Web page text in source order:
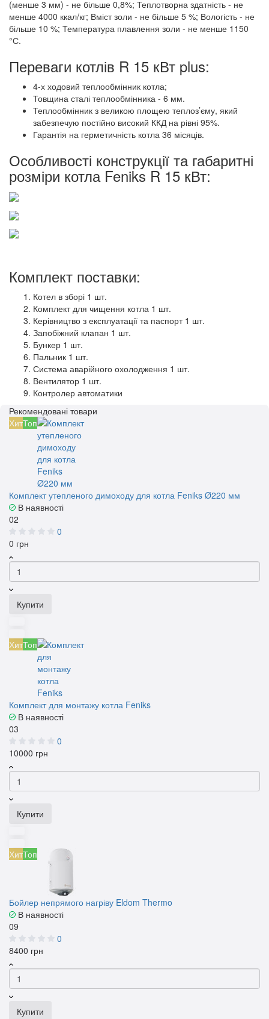
(менше 3 мм) - не більше 0,8%; Теплотворна здатність - не
менше 4000 ккал/кг; Вміст золи - не більше 5 %; Вологість - не
більше 10 %; Температура плавлення золи - не менше 1150
°С.
Переваги котлів R 15 кВт plus:
4-х ходовий теплообмінник котла;
Товщина сталі теплообмінника - 6 мм.
Теплообмінник з великою площею теплоз’єму, який
забезпечую постійно високий ККД на рівні 95%.
Гарантія на герметичність котла 36 місяців.
Особливості конструкції та габаритні
розміри котла Feniks R 15 кВт:
Комплект поставки:
Котел в зборі 1 шт.
Комплект для чищення котла 1 шт.
Керівництво з експлуатації та паспорт 1 шт.
Запобіжний клапан 1 шт.
Бункер 1 шт.
Пальник 1 шт.
Система аварійного охолодження 1 шт.
Вентилятор 1 шт.
Контролер автоматики
Рекомендовані товари
ХитТоп
Комплект утепленого димоходу для котла Feniks Ø220 мм
В наявності
02
0
0 грн
Купити
ХитТоп
Комплект для монтажу котла Feniks
В наявності
03
0
10000 грн
Купити
ХитТоп
Бойлер непрямого нагріву Eldom Thermo
В наявності
09
0
8400 грн
Купити